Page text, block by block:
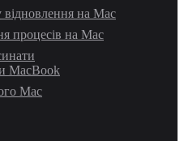
на Mac
процесів на Mac
MacBook
Mac